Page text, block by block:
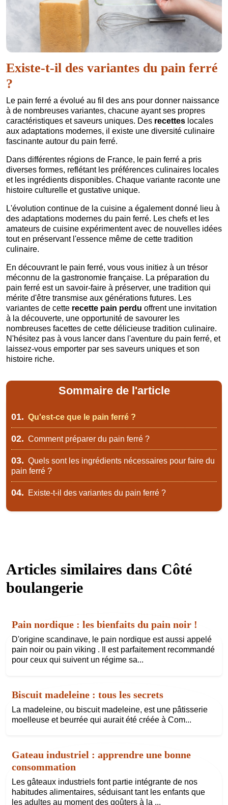
Existe-t-il des variantes du pain ferré
?
Le pain ferré a évolué au fil des ans pour donner naissance
à de nombreuses variantes, chacune ayant ses propres
caractéristiques et saveurs uniques. Des recettes locales
aux adaptations modernes, il existe une diversité culinaire
fascinante autour du pain ferré.
Dans différentes régions de France, le pain ferré a pris
diverses formes, reflétant les préférences culinaires locales
et les ingrédients disponibles. Chaque variante raconte une
histoire culturelle et gustative unique.
L'évolution continue de la cuisine a également donné lieu à
des adaptations modernes du pain ferré. Les chefs et les
amateurs de cuisine expérimentent avec de nouvelles idées
tout en préservant l'essence même de cette tradition
culinaire.
En découvrant le pain ferré, vous vous initiez à un trésor
méconnu de la gastronomie française. La préparation du
pain ferré est un savoir-faire à préserver, une tradition qui
mérite d'être transmise aux générations futures. Les
variantes de cette recette pain perdu offrent une invitation
à la découverte, une opportunité de savourer les
nombreuses facettes de cette délicieuse tradition culinaire.
N'hésitez pas à vous lancer dans l'aventure du pain ferré, et
laissez-vous emporter par ses saveurs uniques et son
histoire riche.
Sommaire de l'article
01. Qu'est-ce que le pain ferré ?
02. Comment préparer du pain ferré ?
03. Quels sont les ingrédients nécessaires pour faire du
pain ferré ?
04. Existe-t-il des variantes du pain ferré ?
Articles similaires dans Côté
boulangerie
Pain nordique : les bienfaits du pain noir !
D'origine scandinave, le pain nordique est aussi appelé
pain noir ou pain viking . Il est parfaitement recommandé
pour ceux qui suivent un régime sa...
Biscuit madeleine : tous les secrets
La madeleine, ou biscuit madeleine, est une pâtisserie
moelleuse et beurrée qui aurait été créée à Com...
Gateau industriel : apprendre une bonne
consommation
Les gâteaux industriels font partie intégrante de nos
habitudes alimentaires, séduisant tant les enfants que
les adultes au moment des goûters à la ...